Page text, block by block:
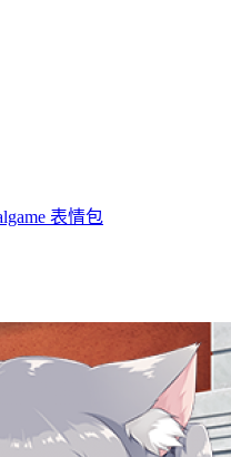
表情包